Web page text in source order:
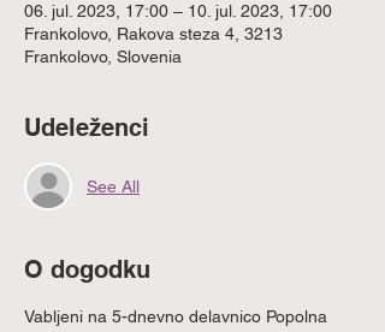
06. jul. 2023, 17:00 – 10. jul. 2023, 17:00
Frankolovo, Rakova steza 4, 3213
Frankolovo, Slovenia
Udeleženci
See All
O dogodku
Vabljeni na 5-dnevno delavnico Popolna